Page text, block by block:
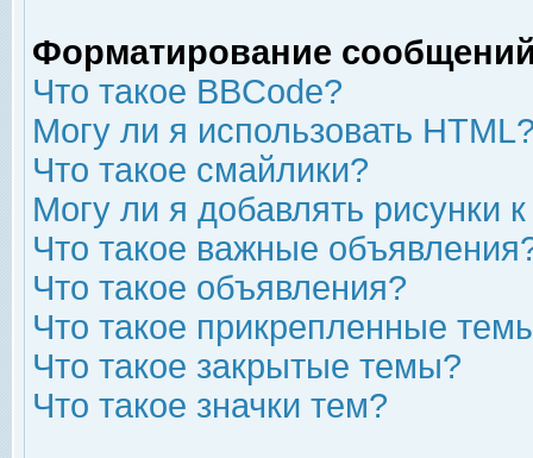
Форматирование
Что такое BBCode?
Могу ли я использовать
Что такое смайлики?
Могу ли я добавлять рисунки
Что такое важные
Что такое объявления?
Что такое прикрепленные
Что такое закрытые темы?
Что такое значки тем?